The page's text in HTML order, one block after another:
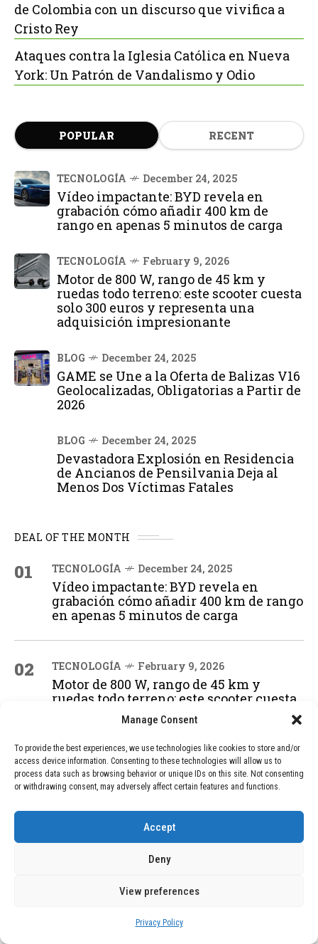
Manage Consent
To provide the best experiences, we use technologies like cookies to store and/or
access device information. Consenting to these technologies will allow us to
process data such as browsing behavior or unique IDs on this site. Not consenting
or withdrawing consent, may adversely affect certain features and functions.
Accept
Deny
View preferences
Privacy Policy
de Colombia con un discurso que vivifica a
Cristo Rey
Ataques contra la Iglesia Católica en Nueva
York: Un Patrón de Vandalismo y Odio
POPULAR RECENT
TECNOLOGÍA December 24, 2025
Vídeo impactante: BYD revela en
grabación cómo añadir 400 km de
rango en apenas 5 minutos de carga
TECNOLOGÍA February 9, 2026
Motor de 800 W, rango de 45 km y
ruedas todo terreno: este scooter cuesta
solo 300 euros y representa una
adquisición impresionante
BLOG December 24, 2025
GAME se Une a la Oferta de Balizas V16
Geolocalizadas, Obligatorias a Partir de
2026
BLOG December 24, 2025
Devastadora Explosión en Residencia
de Ancianos de Pensilvania Deja al
Menos Dos Víctimas Fatales
DEAL OF THE MONTH
01 TECNOLOGÍA December 24, 2025
Vídeo impactante: BYD revela en
grabación cómo añadir 400 km de rango
en apenas 5 minutos de carga
02 TECNOLOGÍA February 9, 2026
Motor de 800 W, rango de 45 km y
ruedas todo terreno: este scooter cuesta
solo 300 euros y representa una
adquisición impresionante
03 BLOG December 24, 2025
GAME se Une a la Oferta de Balizas V16
Geolocalizadas, Obligatorias a Partir de
Devastadora Explosión en Residencia
Menos Dos Víctimas Fatales